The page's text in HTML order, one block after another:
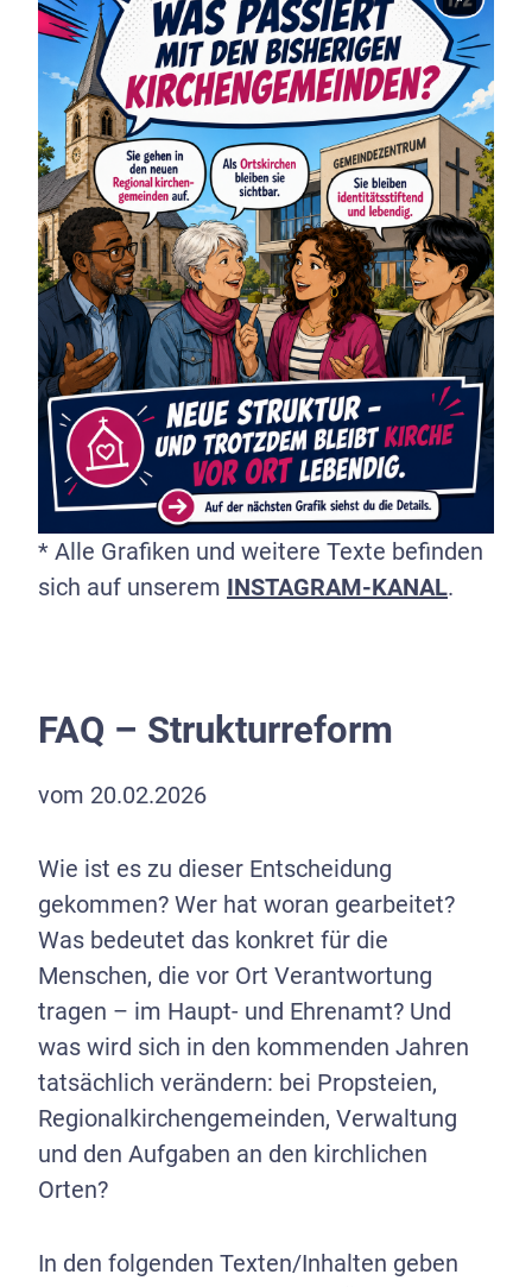
* Alle Grafiken und weitere Texte befinden
sich auf unserem INSTAGRAM-KANAL.
FAQ – Strukturreform
vom 20.02.2026
Wie ist es zu dieser Entscheidung
gekommen? Wer hat woran gearbeitet?
Was bedeutet das konkret für die
Menschen, die vor Ort Verantwortung
tragen – im Haupt- und Ehrenamt? Und
was wird sich in den kommenden Jahren
tatsächlich verändern: bei Propsteien,
Regionalkirchengemeinden, Verwaltung
und den Aufgaben an den kirchlichen
Orten?
In den folgenden Texten/Inhalten geben